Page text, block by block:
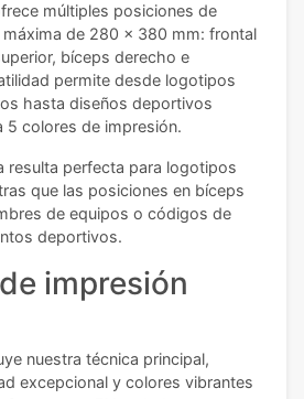
múltiples posiciones de
máxima de 280 x 380 mm: frontal
bíceps derecho e
permite desde logotipos
hasta diseños deportivos
5 colores de impresión.
resulta perfecta para logotipos
que las posiciones en bíceps
de equipos o códigos de
deportivos.
impresión
nuestra técnica principal,
excepcional y colores vibrantes